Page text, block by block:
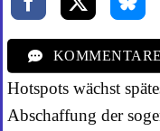
KOMMENTARE
Hotspots wächst
Abschaffung der